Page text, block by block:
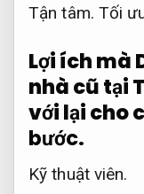
Tận tâm. Tối
Lợi ích mà
nhà cũ tại
với lại cho
bước.
Kỹ thuật viên.